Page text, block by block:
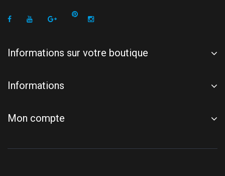
Informations sur votre boutique
Informations
Mon compte